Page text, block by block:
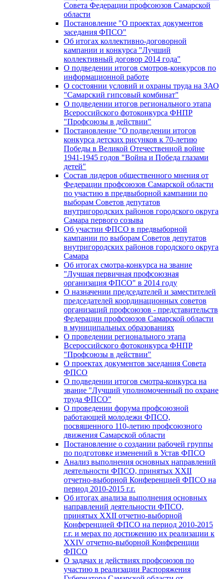
Совета Федерации профсоюзов Самарской
области
Постановление "О проектах документов
заседания ФПСО"
Об итогах коллективно-договорной
кампании и конкурса "Лучший
коллективный договор 2014 года"
О подведении итогов смотров-конкурсов по
информационной работе
О состоянии условий и охраны труда на ЗАО
"Самарский гипсовый комбинат"
О подведении итогов регионального этапа
Всероссийского фотоконкурса ФНПР
"Профсоюзы в действии"
Постановление "О подведении итогов
конкурса детских рисунков к 70-летию
Победы в Великой Отечественной войне
1941-1945 годов "Война и Победа глазами
детей"
Состав лидеров общественного мнения от
Федерации профсоюзов Самарской области
по участию в предвыборной кампании по
выборам Советов депутатов
внутригородских районов городского округа
Самара первого созыва
Об участии ФПСО в предвыборной
кампании по выборам Советов депутатов
внутригородских районов городского округа
Самара
Об итогах смотра-конкурса на звание
"Лучшая первичная профсоюзная
организация ФПСО" в 2014 году
О назначении председателей и заместителей
председателей координационных советов
организаций профсоюзов - представительств
Федерации профсоюзов Самарской области
в муниципальных образованиях
О проведении регионального этапа
Всероссийского фотоконкурса ФНПР
"Профсоюзы в действии"
О проектах документов заседания Совета
ФПСО
О подведении итогов смотра-конкурса на
звание "Лучший уполномоченный по охране
труда ФПСО"
О проведении форума профсоюзной
работающей молодежи ФПСО,
посвященного 110-летию профсоюзного
движения Самарской области
Постановление о создании рабочей группы
по подготовке изменений в Устав ФПСО
Анализ выполнения основных направлений
деятельности ФПСО, принятых XXII
отчетно-выборной Конференцией ФПСО на
период 2010-2015 г.г.
Об итогах анализа выполнения основных
направлений деятельности ФПСО,
принятых XXII отчетно-выборной
Конференцией ФПСО на период 2010-2015
г.г. и мерах по достижению их реализации к
XXIV отчетно-выборной Конференции
ФПСО
О задачах и действиях профсоюзов по
участию в реализации Распоряжения